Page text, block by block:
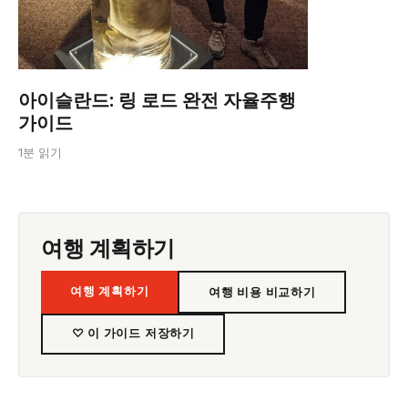
아이슬란드: 링 로드 완전 자율주행
가이드
1분 읽기
여행 계획하기
여행 계획하기 여행 비용 비교하기
♡ 이 가이드 저장하기